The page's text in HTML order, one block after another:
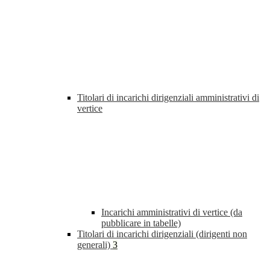
Titolari di incarichi dirigenziali amministrativi di
vertice
Incarichi amministrativi di vertice (da
pubblicare in tabelle)
Titolari di incarichi dirigenziali (dirigenti non
generali) 3